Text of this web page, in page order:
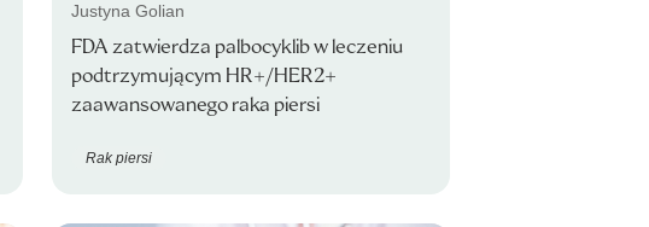
Justyna Golian
FDA zatwierdza palbocyklib w leczeniu
podtrzymującym HR+/HER2+
zaawansowanego raka piersi
Rak piersi